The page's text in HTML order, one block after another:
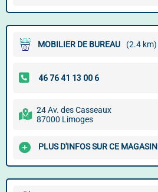
MOBILIER DE BUREAU (2.4 km)
24 Av. des Casseaux
87000 Limoges
PLUS D'INFOS SUR CE MAGASIN